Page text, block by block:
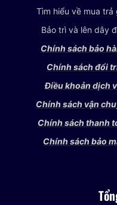
Tìm hiểu về mua trả
Bảo trì và lên dây
Chính sách bảo
Chính sách đổi
Điều khoản dịch
Chính sách vận
Chính sách thanh
Chính sách bảo